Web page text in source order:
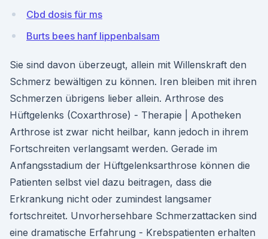
Cbd dosis für ms
Burts bees hanf lippenbalsam
Sie sind davon überzeugt, allein mit Willenskraft den
Schmerz bewältigen zu können. Iren bleiben mit ihren
Schmerzen übrigens lieber allein. Arthrose des
Hüftgelenks (Coxarthrose) - Therapie | Apotheken
Arthrose ist zwar nicht heilbar, kann jedoch in ihrem
Fortschreiten verlangsamt werden. Gerade im
Anfangsstadium der Hüftgelenksarthrose können die
Patienten selbst viel dazu beitragen, dass die
Erkrankung nicht oder zumindest langsamer
fortschreitet. Unvorhersehbare Schmerzattacken sind
eine dramatische Erfahrung - Krebspatienten erhalten